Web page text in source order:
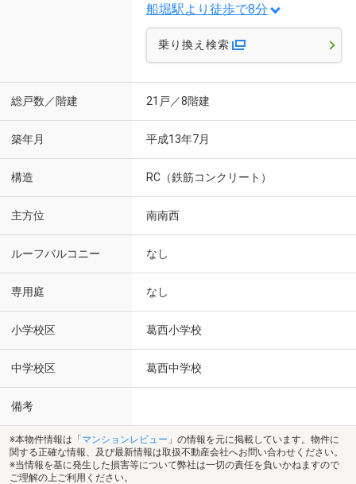
船堀駅より徒歩で8分
乗り換え検索
総戸数／階建 21戸／8階建
築年月 平成13年7月
構造 RC（鉄筋コンクリート）
主方位 南南西
ルーフバルコニー なし
専用庭 なし
小学校区 葛西小学校
中学校区 葛西中学校
備考
※本物件情報は「 マンションレビュー 」の情報を元に掲載しています。物件に
関する正確な情報、及び最新情報は取扱不動産会社へお問い合わせください。
※当情報を基に発生した損害等について弊社は一切の責任を負いかねますので
ご理解の上ご利用ください。